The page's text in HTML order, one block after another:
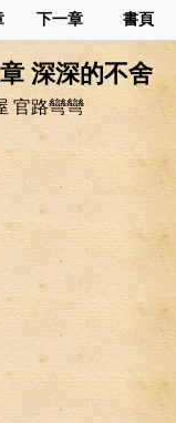
下一章 書頁
深深的不舍
官路彎彎